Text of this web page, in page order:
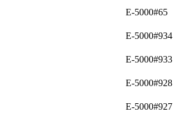
E-5000#65
E-5000#934
E-5000#933
E-5000#928
E-5000#927